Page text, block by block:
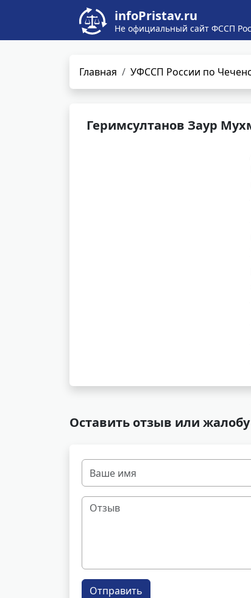
infoPristav.ru
Не официальный сайт ФССП
Главная УФССП России по
Геримсултанов Заур
Оставить отзыв или
Отправить